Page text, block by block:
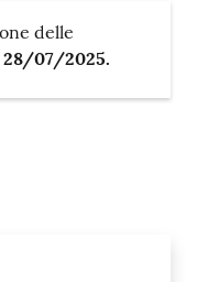
delle
28/07/2025.